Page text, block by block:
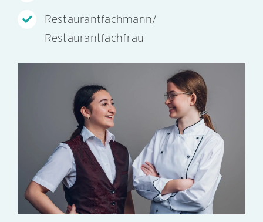
Restaurantfachmann/
Restaurantfachfrau